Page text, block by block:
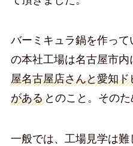
バーミキュラ鍋を作って
の本社工場は名古屋市内
屋名古屋店さんと愛知
があるとのこと。そのた
一般では、工場見学は難